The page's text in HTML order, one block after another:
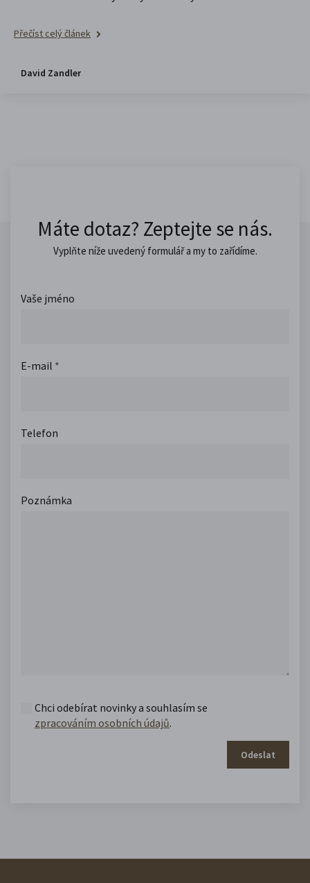
Přečíst celý článek
David Zandler
Máte dotaz? Zeptejte se nás.
Vyplňte níže uvedený formulář a my to zařídíme.
Vaše jméno
E-mail *
Telefon
Poznámka
Chci odebírat novinky a souhlasím se
zpracováním osobních údajů.
Odeslat